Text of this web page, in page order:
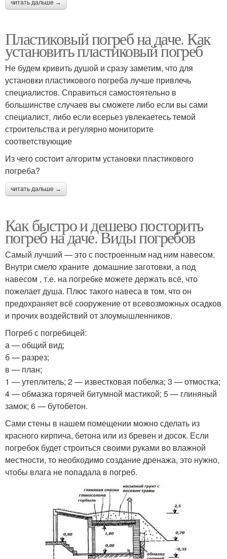
читать дальше →
Пластиковый погреб на даче. Как
установить пластиковый погреб
Не будем кривить душой и сразу заметим, что для
установки пластикового погреба лучше привлечь
специалистов. Справиться самостоятельно в
большинстве случаев вы сможете либо если вы сами
специалист, либо если всерьез увлекаетесь темой
строительства и регулярно мониторите
соответствующие
Из чего состоит алгоритм установки пластикового
погреба?
читать дальше →
Как быстро и дешево посторить
погреб на даче. Виды погребов
Самый лучший — это с построенным над ним навесом.
Внутри смело храните домашние заготовки, а под
навесом , т.е. на погребке можете держать всё, что
пожелает душа. Плюс такого навеса в том, что он
предохраняет всё сооружение от всевозможных осадков
и прочих воздействий от злоумышленников.
Погреб с погребицей:
а — общий вид;
б — разрез;
в — план;
1 — утеплитель; 2 — известковая побелка; 3 — отмостка;
4 — обмазка горячей битумной мастикой; 5 — глиняный
замок; 6 — бутобетон.
Сами стены в нашем помещении можно сделать из
красного кирпича, бетона или из бревен и досок. Если
погребок будет строиться своими руками во влажной
местности, то необходимо создание дренажа, это нужно,
чтобы влага не попадала в погреб.